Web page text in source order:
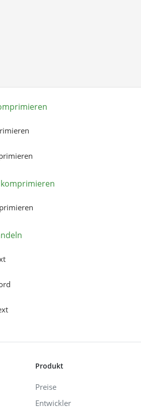
Produkt
Preise
Entwickler